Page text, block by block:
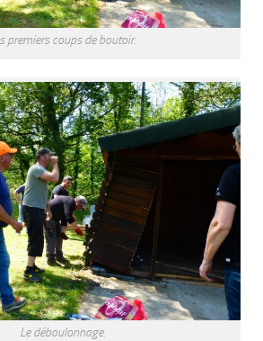
premiers coups de boutoir.
Le déboulonnage.